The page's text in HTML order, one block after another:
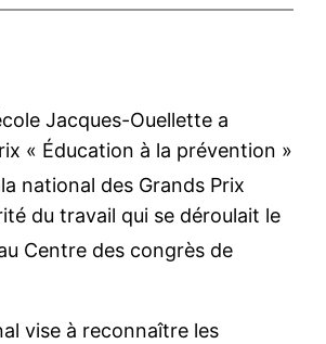
Jacques-Ouellette a
« Éducation à la prévention »
national des Grands Prix
du travail qui se déroulait le
Centre des congrès de
vise à reconnaître les